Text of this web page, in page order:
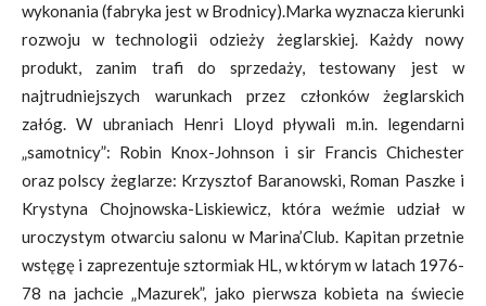
wykonania (fabryka jest w Brodnicy).Marka wyznacza kierunki
rozwoju w technologii odzieży żeglarskiej. Każdy nowy
produkt, zanim trafi do sprzedaży, testowany jest w
najtrudniejszych warunkach przez członków żeglarskich
załóg. W ubraniach Henri Lloyd pływali m.in. legendarni
„samotnicy”: Robin Knox-Johnson i sir Francis Chichester
oraz polscy żeglarze: Krzysztof Baranowski, Roman Paszke i
Krystyna Chojnowska-Liskiewicz, która weźmie udział w
uroczystym otwarciu salonu w Marina’Club. Kapitan przetnie
wstęgę i zaprezentuje sztormiak HL, w którym w latach 1976-
78 na jachcie „Mazurek”, jako pierwsza kobieta na świecie